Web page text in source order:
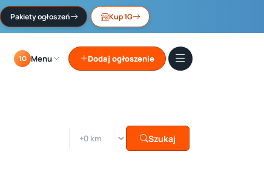
Pakiety ogłoszeń Kup 1G
1G Menu Dodaj ogłoszenie
Szukaj